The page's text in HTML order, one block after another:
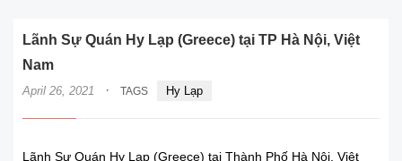
Lãnh Sự Quán Hy Lạp (Greece) tại TP Hà Nội, Việt
Nam
April 26, 2021 · TAGS Hy Lạp
Lãnh Sự Quán Hy Lạp (Greece) tại Thành Phố Hà Nội, Việt